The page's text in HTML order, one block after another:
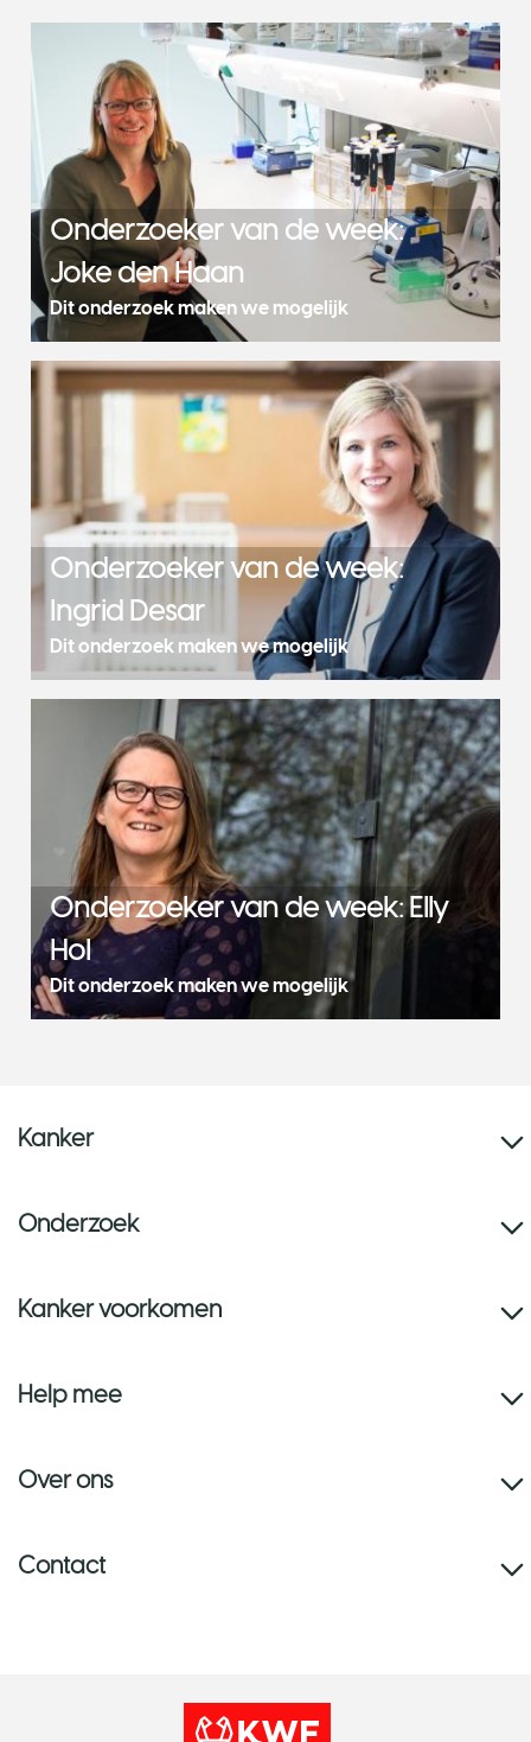
Onderzoeker van de week:
Joke den Haan
Dit onderzoek maken we mogelijk
Onderzoeker van de week:
Ingrid Desar
Dit onderzoek maken we mogelijk
Onderzoeker van de week: Elly
Hol
Dit onderzoek maken we mogelijk
Kanker
Onderzoek
Kanker voorkomen
Help mee
Over ons
Contact